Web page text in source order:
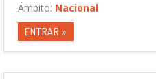
Ámbito: Nacional
ENTRAR »